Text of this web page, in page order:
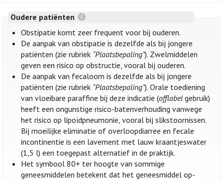
Oudere patiënten
Obstipatie komt zeer frequent voor bij ouderen.
De aanpak van obstipatie is dezelfde als bij jongere
patiënten (zie rubriek “Plaatsbepaling”). Zwelmiddelen
geven een risico op obstructie, vooral bij ouderen.
De aanpak van fecaloom is dezelfde als bij jongere
patiënten (zie rubriek “Plaatsbepaling”). Orale toediening
van vloeibare paraffine bij deze indicatie (offlabel gebruik)
heeft een ongunstige risico-batenverhouding vanwege
het risico op lipoïdpneumonie, vooral bij slikstoornissen.
Bij moeilijke eliminatie of overloopdiarree en fecale
incontinentie is een lavement met lauw kraantjeswater
(1,5 l) een toegepast alternatief in de praktijk.
Het symbool 80+ ter hoogte van sommige
geneesmiddelen betekent dat het geneesmiddel op-